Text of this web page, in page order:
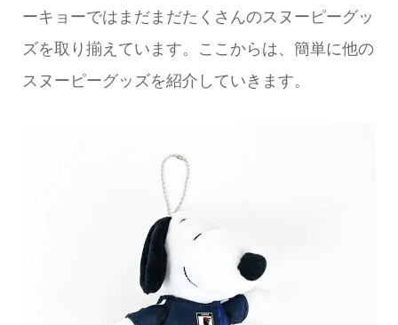
ーキョーではまだまだたくさんのスヌーピーグッ
ズを取り揃えています。ここからは、簡単に他の
スヌーピーグッズを紹介していきます。